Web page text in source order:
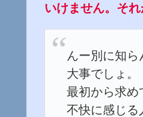
いけません。それ
んー別に知
大事でしょ。
最初から求め
不快に感じる